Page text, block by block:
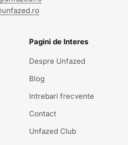
Pagini de Interes
Despre Unfazed
Blog
Intrebari frecvente
Contact
Unfazed Club